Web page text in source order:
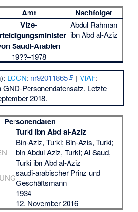
Amt Nachfolger
Vize-
Saudi-Arabien
19??–1978
Abdul Rahman
ibn Abd al-Aziz
LCCN: nr92011865 |VIAF:
GND-Personendatensatz. Letzte
2018.
Personendaten
Turki ibn Abd al-Aziz
Bin-Aziz, Turki; Bin-Azis, Turki;
bin Abdul Aziz, Turki; Al Saud,
Turki ibn Abd al-Aziz
saudi-arabischer Prinz und
Geschäftsmann
1934
12. November 2016